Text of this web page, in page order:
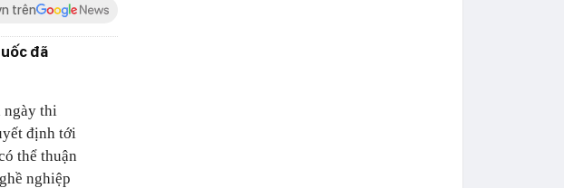
trên
đã
ngày thi
định tới
thể thuận
nghiệp